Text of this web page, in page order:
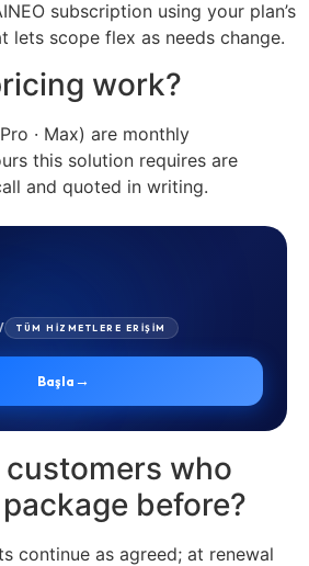
subscription using your plan’s
lets scope flex as needs change.
work?
· Max) are monthly
this solution requires are
and quoted in writing.
TÜM HİZMETLERE ERİŞİM
Başla →
who
before?
continue as agreed; at renewal